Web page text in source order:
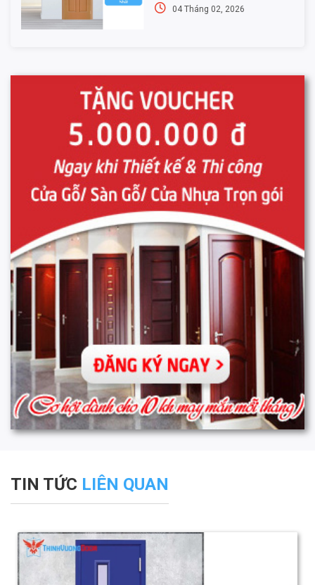
04 Tháng 02, 2026
TIN TỨC LIÊN QUAN